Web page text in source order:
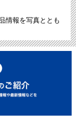
情報を写真ととも